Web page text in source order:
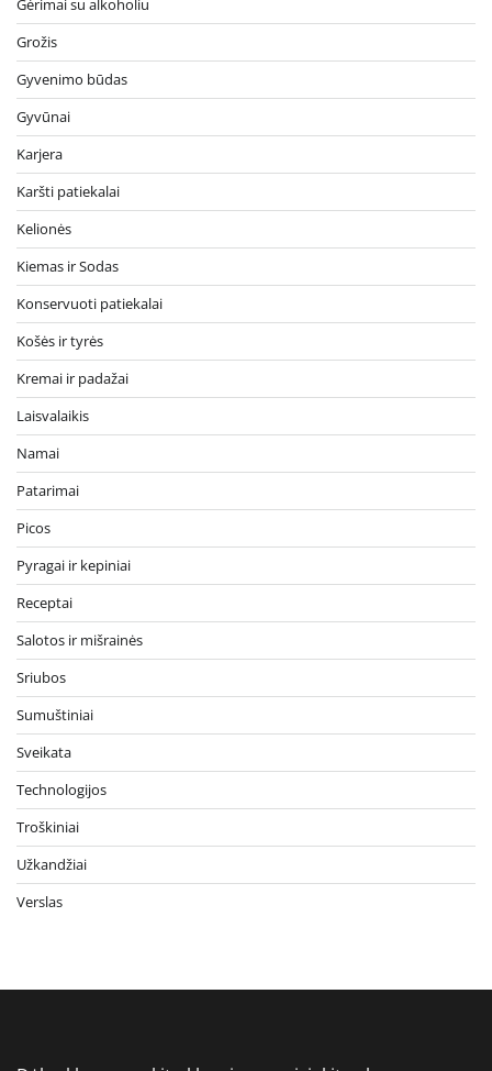
Gėrimai su alkoholiu
Grožis
Gyvenimo būdas
Gyvūnai
Karjera
Karšti patiekalai
Kelionės
Kiemas ir Sodas
Konservuoti patiekalai
Košės ir tyrės
Kremai ir padažai
Laisvalaikis
Namai
Patarimai
Picos
Pyragai ir kepiniai
Receptai
Salotos ir mišrainės
Sriubos
Sumuštiniai
Sveikata
Technologijos
Troškiniai
Užkandžiai
Verslas